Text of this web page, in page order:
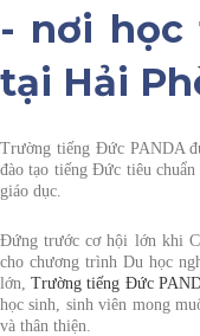
- nơi
tại Hải
Trường tiếng Đức PANDA
đào tạo tiếng Đức tiêu chuẩn
giáo dục.
Đứng trước cơ hội lớn khi
cho chương trình Du học
lớn,Trường tiếng Đức
học sinh, sinh viên mong
và thân thiện.